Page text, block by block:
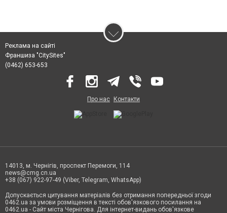
Реклама на сайті
Франшиза "CitySites"
(0462) 653-653
Про нас Контакти
14013, м. Чернігів, проспект Перемоги, 114
news@cmg.cn.ua
+38 (067) 922-97-49 (Viber, Telegram, WhatsApp)
Допускається цитування матеріалів без отримання попередньої згоди
0462.ua за умови розміщення в тексті обов'язкового посилання на
0462.ua - Сайт міста Чернігова. Для інтернет-видань обов'язкове